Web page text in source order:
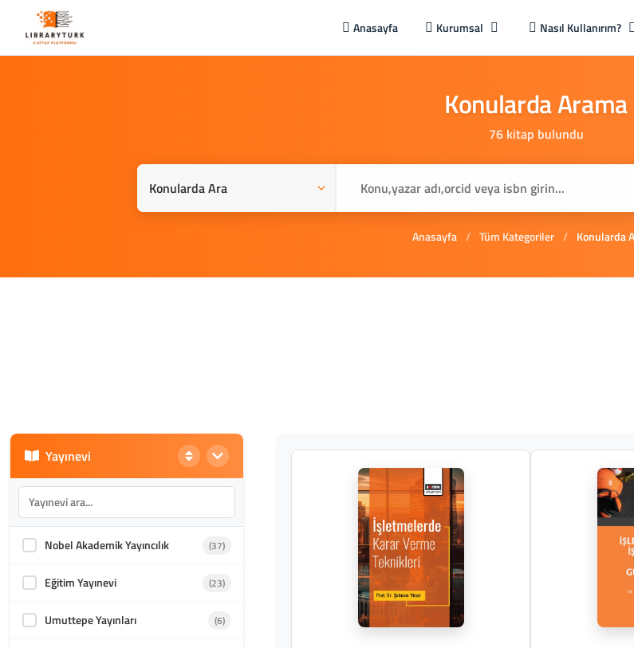
Anasayfa Kurumsal Nasıl Kullanırım?
KonulardaArama
76 kitap bulundu
Anasayfa / Tüm Kategoriler / Konularda
Yayınevi
Nobel Akademik Yayıncılık (37)
Eğitim Yayınevi (23)
Umuttepe Yayınları (6)